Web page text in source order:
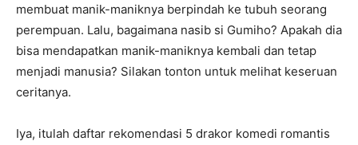
membuat manik-maniknya berpindah ke tubuh seorang
perempuan. Lalu, bagaimana nasib si Gumiho? Apakah dia
bisa mendapatkan manik-maniknya kembali dan tetap
menjadi manusia? Silakan tonton untuk melihat keseruan
ceritanya.
Iya, itulah daftar rekomendasi 5 drakor komedi romantis